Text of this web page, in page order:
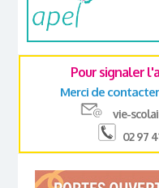
Pour signaler
Merci de
vie-
02 97